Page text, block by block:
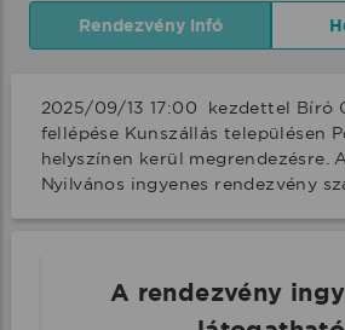
Rendezvény infó
2025/09/13 17:00  kezdettel Bíró
fellépése Kunszállás településen
helyszínen kerül megrendezésre.
Nyilvános ingyenes rendezvény
A rendezvény